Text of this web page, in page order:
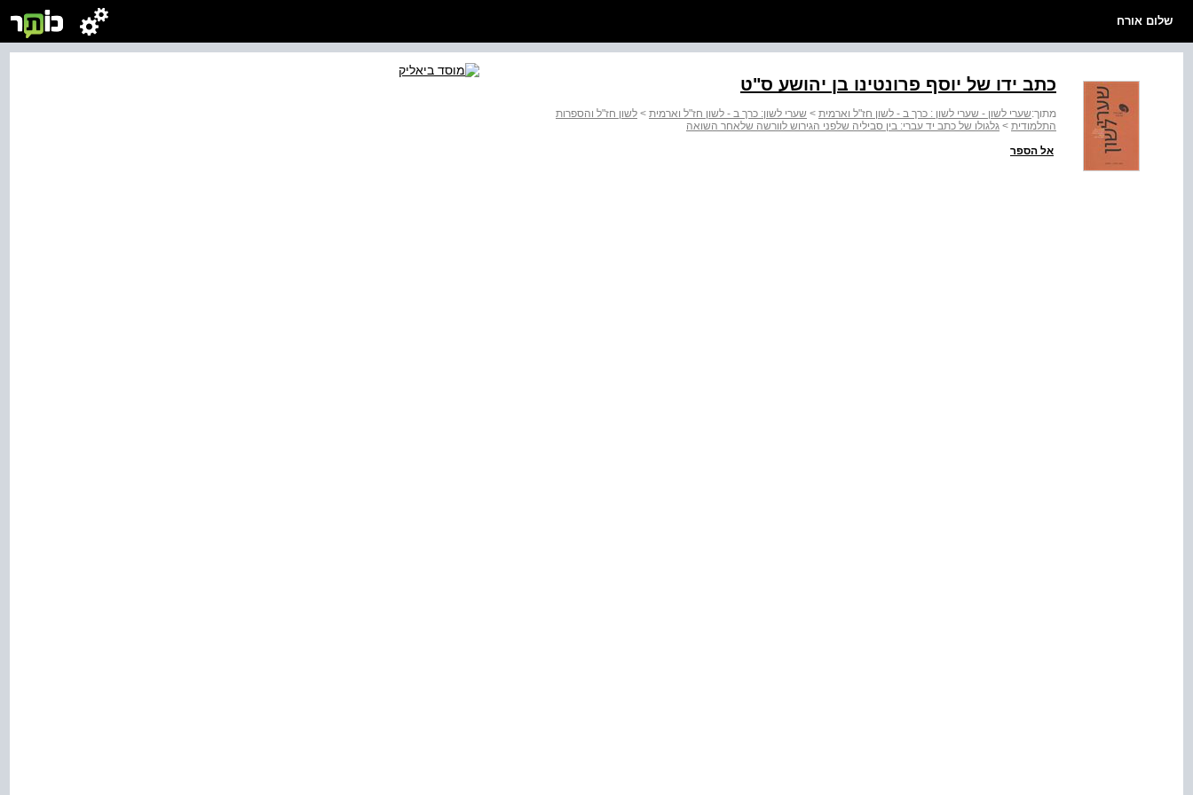
שלום אורח
כתב ידו של יוסף פרונטינו בן יהושע ס"ט
מתוך:שערי לשון - שערי לשון : כרך ב - לשון חז"ל וארמית > שערי לשון: כרך ב - לשון חז"ל וארמית > לשון חז"ל והספרות
התלמודית > גלגולו של כתב יד עברי: בין סביליה שלפני הגירוש לוורשה שלאחר השואה
אל הספר